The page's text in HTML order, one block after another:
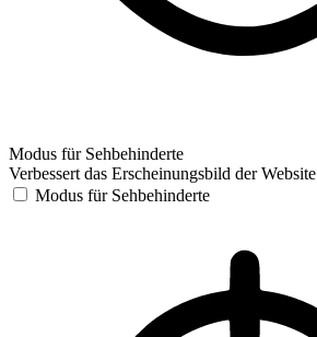
Modus für Sehbehinderte
Verbessert das Erscheinungsbild der Website
Modus für Sehbehinderte